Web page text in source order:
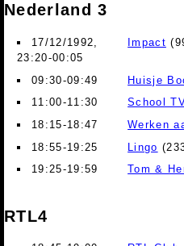
Nederland 3
17/12/1992,
23:20-00:05
Impact
09:30-09:49 Huisje
11:00-11:30
School
18:15-18:47
Werken
18:55-19:25
Lingo
19:25-19:59
Tom &
RTL4